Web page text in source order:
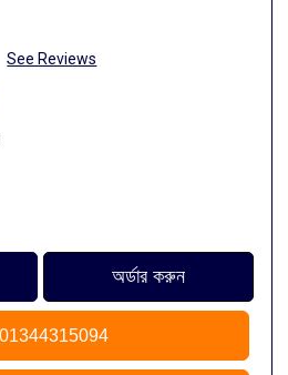
See Reviews
01344315094